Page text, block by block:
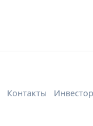
Контакты